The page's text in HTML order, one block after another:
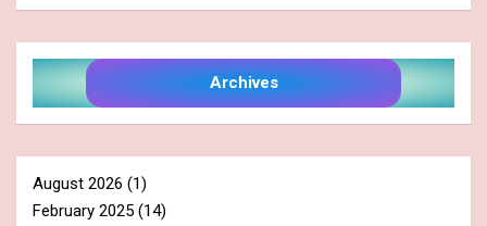
Archives
August 2026 (1)
February 2025 (14)